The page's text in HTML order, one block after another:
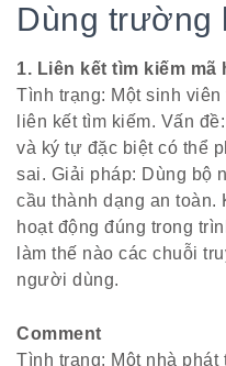
Dùng trường
1. Liên kết tìm kiếm mã
Tình trạng: Một sinh
liên kết tìm kiếm. Vấn
và ký tự đặc biệt có thể
sai. Giải pháp: Dùng bộ
cầu thành dạng an toàn.
hoạt động đúng trong
làm thế nào các chuỗi
người dùng.
Comment
Tình trạng: Một nhà